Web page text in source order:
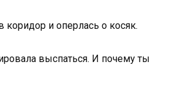
и оперлась о косяк.
выспаться. И почему ты